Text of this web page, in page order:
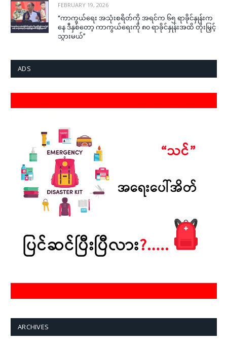
FEBRUARY 19, 2026
“ကာကွယ်ရေး အသုံးစရိတ်ကို အရင်က ၆၅ ရာခိုင်နှုန်းက
နေ ဒီနှစ်တော့ ကာကွယ်ရေးကို ၈၀ ရာခိုင်နှုန်းအထိ တိုးမြှင့်
သွားမယ်”
ADS
ARCHIVES